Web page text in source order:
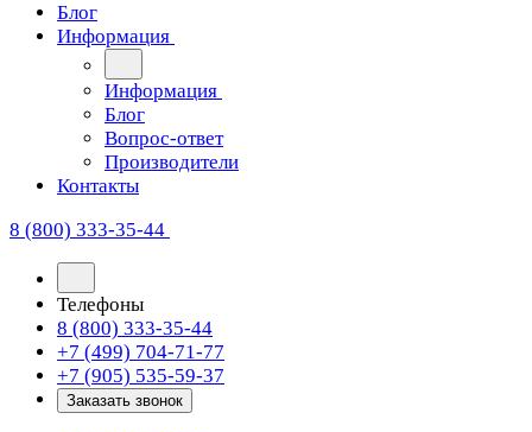
Блог
Информация
Информация
Блог
Вопрос-ответ
Производители
Контакты
8 (800) 333-35-44
Телефоны
8 (800) 333-35-44
+7 (499) 704-71-77
+7 (905) 535-59-37
Заказать звонок